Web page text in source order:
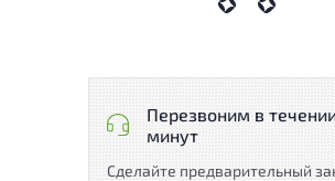
Перезвоним в
минут
Сделайте предварительный